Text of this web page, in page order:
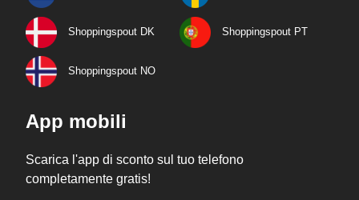
Shoppingspout DK Shoppingspout PT
Shoppingspout NO
App mobili
Scarica l'app di sconto sul tuo telefono
completamente gratis!